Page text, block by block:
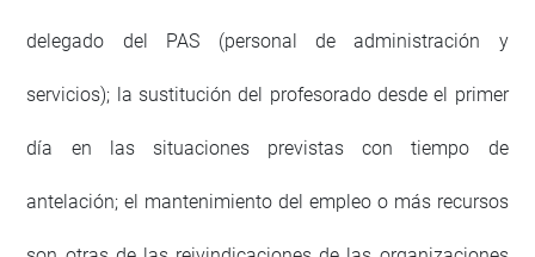
delegado del PAS (personal de administración y
servicios); la sustitución del profesorado desde el primer
día en las situaciones previstas con tiempo de
antelación; el mantenimiento del empleo o más recursos